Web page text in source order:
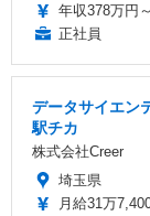
年収378万円
正社員
データサイエン
駅チカ
株式会社Creer
埼玉県
月給31万